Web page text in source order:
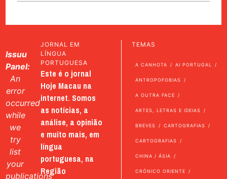
Issuu
Panel:
An
error
occurred
while
we
try
list
your
publications
JORNAL EM
LÍNGUA
PORTUGUESA
Este é o jornal
Hoje Macau na
internet. Somos
as notícias, a
análise, a opinião
e muito mais, em
língua
portuguesa, na
Região
TEMAS
A CANHOTA AI PORTUGAL
ANTROPOFOBIAS
A OUTRA FACE
ARTES, LETRAS E IDEIAS
BREVES CARTOGRAFIAS
CARTOGRAFIAS
CHINA / ÁSIA
CRÓNICO ORIENTE